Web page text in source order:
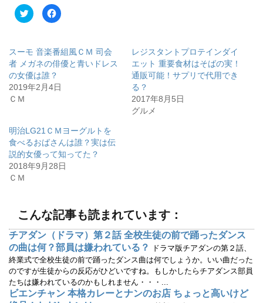
ク
リ
T
w
i
t
t
e
新
し
い
ウ
ィ
ン
ま
す
F
a
o
o
k
で
有
す
ッ
ク
し
て
く
だ
い
ウ
ィ
ン
ド
ウ
で
開
き
ま
す
)
スーモ 音楽番組風ＣＭ 司会
者 メガネの俳優と青いドレス
の女優は誰？
2019年2月4日
ＣＭ
レジスタントプロテインダイ
エット 重要食材はそばの実！
通販可能！サプリで代用でき
る？
2017年8月5日
グルメ
明治LG21ＣＭヨーグルトを
食べるおばさんは誰？実は伝
説的女優って知ってた？
2018年9月28日
ＣＭ
こんな記事も読まれています：
チアダン（ドラマ）第２話 全校生徒の前で踊ったダンス
の曲は何？部員は嫌われている？
ドラマ版チアダンの第２話、
終業式で全校生徒の前で踊ったダンス曲は何でしょうか。いい曲だった
のですが生徒からの反応がひどいですね。もしかしたらチアダンス部員
たちは嫌われているのかもしれません・・・...
ビエンチャン 本格カレーとナンのお店 ちょっと高いけど